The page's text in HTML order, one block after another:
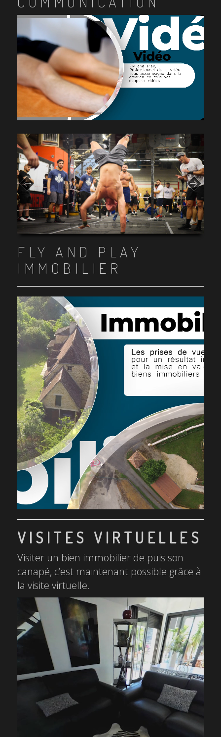
Item 1
Item 2
Item 3
Item 4
Item 5
Item 6
Item 7
Item 8
Item 9
Item 10
FLY AND PLAY
IMMOBILIER
VISITES VIRTUELLES
Visiter un bien immobilier de puis son
canapé, c’est maintenant possible grâce à
la visite virtuelle.